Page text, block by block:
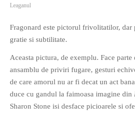
O poveste in care sexul se
cinismul cu idealismul si
Leaganul
Fragonard este pictorul frivolitatilor, dar
gratie si subtilitate.
Aceasta pictura, de exemplu. Face
ansamblu de priviri fugare, gesturi
de care amorul nu ar fi decat un act
duce cu gandul la faimoasa imagine din
Sharon Stone isi desface picioarele si